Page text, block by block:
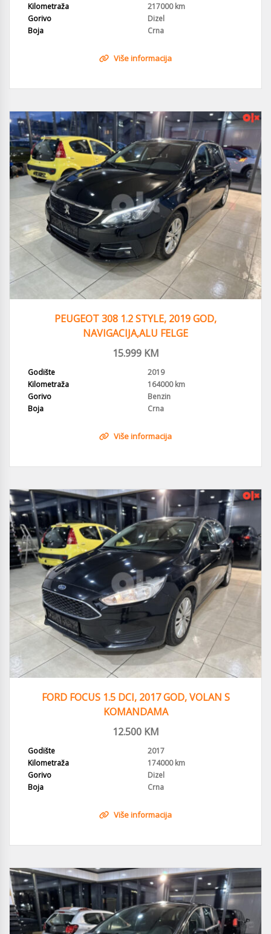
Kilometraža
217000 km
Gorivo
Dizel
Boja
Crna
Više informacija
PEUGEOT 308 1.2 STYLE, 2019 GOD,
NAVIGACIJA,ALU FELGE
15.999KM
Godište
2019
Kilometraža
164000 km
Gorivo
Benzin
Boja
Crna
Više informacija
FORD FOCUS 1.5 DCI, 2017 GOD, VOLAN S
KOMANDAMA
12.500KM
Godište
2017
Kilometraža
174000 km
Gorivo
Dizel
Boja
Crna
Više informacija